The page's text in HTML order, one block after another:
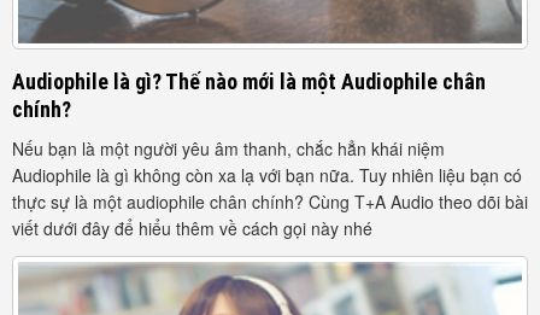
Audiophile là gì? Thế nào mới là một Audiophile chân
chính?
Nếu bạn là một người yêu âm thanh, chắc hẳn khái niệm
Audiophile là gì không còn xa lạ với bạn nữa. Tuy nhiên liệu bạn có
thực sự là một audiophile chân chính? Cùng T+A Audio theo dõi bài
viết dưới đây để hiểu thêm về cách gọi này nhé